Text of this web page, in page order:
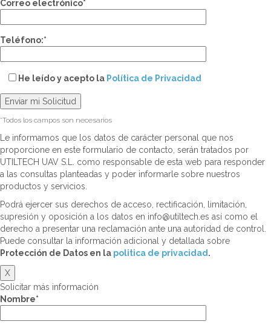
Correo electrónico*
Teléfono:*
He leído y acepto la Política de Privacidad
*Todos los campos son necesarios
Le informamos que los datos de carácter personal que nos
proporcione en este formulario de contacto, serán tratados por
UTILTECH UAV S.L. como responsable de esta web para responder
a las consultas planteadas y poder informarle sobre nuestros
productos y servicios.
Podrá ejercer sus derechos de acceso, rectificación, limitación,
supresión y oposición a los datos en info@utiltech.es así como el
derecho a presentar una reclamación ante una autoridad de control.
Puede consultar la información adicional y detallada sobre
Protección de Datos en la politica de privacidad .
X
Solicitar más información
Nombre*